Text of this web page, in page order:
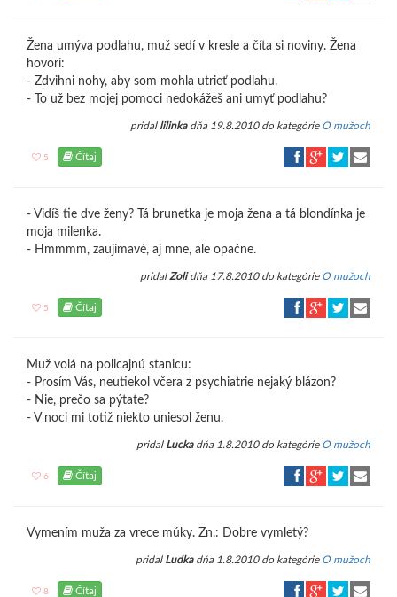
Žena umýva podlahu, muž sedí v kresle a číta si noviny. Žena
hovorí:
- Zdvihni nohy, aby som mohla utrieť podlahu.
- To už bez mojej pomoci nedokážeš ani umyť podlahu?
pridal lilinkadňa 19.8.2010 do kategórie O mužoch
5 Čítaj
- Vidíš tie dve ženy? Tá brunetka je moja žena a tá blondínka je
moja milenka.
- Hmmmm, zaujímavé, aj mne, ale opačne.
pridalZolidňa 17.8.2010 do kategórie O mužoch
5 Čítaj
Muž volá na policajnú stanicu:
- Prosím Vás, neutiekol včera z psychiatrie nejaký blázon?
- Nie, prečo sa pýtate?
- V noci mi totiž niekto uniesol ženu.
pridal Luckadňa 1.8.2010 do kategórie O mužoch
6 Čítaj
Vymením muža za vrece múky. Zn.: Dobre vymletý?
pridal Ludkadňa 1.8.2010 do kategórie O mužoch
8 Čítaj